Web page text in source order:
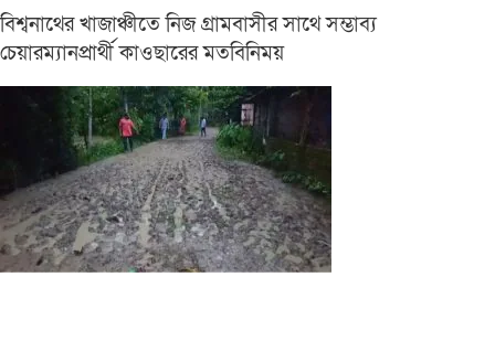
বিশ্বনাথের খাজাঞ্চীতে নিজ গ্রামবাসীর সাথে সম্ভাব্য
চেয়ারম্যানপ্রার্থী কাওছারের মতবিনিময়